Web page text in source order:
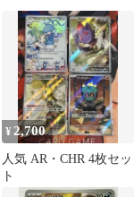
¥ 2,700
人気 AR・CHR 4枚セッ
ト